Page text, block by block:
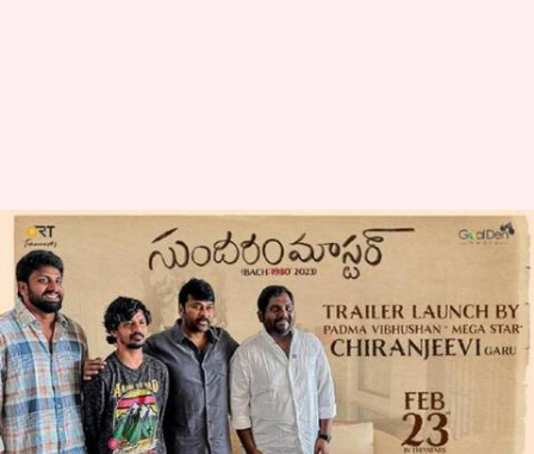
Sundaram Master: 'సుందరం
మాస్టర్‌' ట్రైలర్‌ను ఆవిష్కరించిన
మెగాస్టార్‌ చిరంజీవి
వ్రాసిన వారు Sirish Praharaju Feb 15, 2024 06:01 pm
ఈ వార్తాకథనం ఏంటి